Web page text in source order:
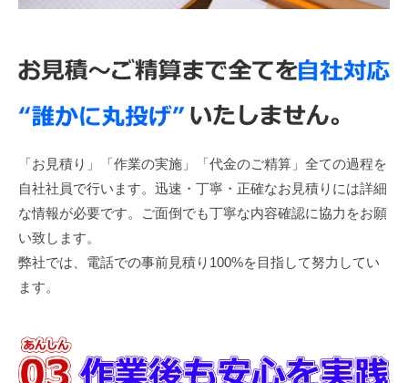
「お見積り」「作業の実施」「代金のご精算」全ての過程を
自社社員で行います。迅速・丁寧・正確なお見積りには詳細
な情報が必要です。ご面倒でも丁寧な内容確認に協力をお願
い致します。
弊社では、電話での事前見積り100%を目指して努力してい
ます。